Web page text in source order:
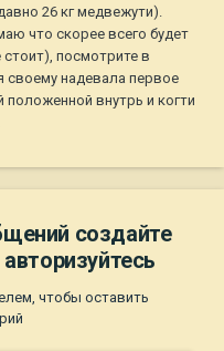
26 кг медвежути).
что скорее всего будет
посмотрите в
своему надевала первое
внутрь и когти
создайте
чтобы оставить